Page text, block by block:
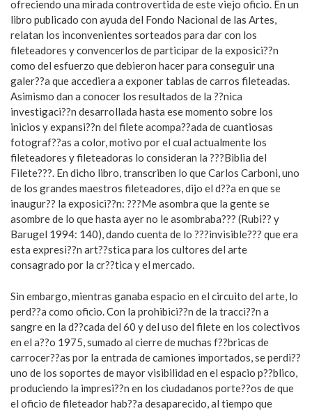
ofreciendo una mirada controvertida de este viejo oficio. En un
libro publicado con ayuda del Fondo Nacional de las Artes,
relatan los inconvenientes sorteados para dar con los
fileteadores y convencerlos de participar de la exposici??n
como del esfuerzo que debieron hacer para conseguir una
galer??a que accediera a exponer tablas de carros fileteadas.
Asimismo dan a conocer los resultados de la ??nica
investigaci??n desarrollada hasta ese momento sobre los
inicios y expansi??n del filete acompa??ada de cuantiosas
fotograf??as a color, motivo por el cual actualmente los
fileteadores y fileteadoras lo consideran la ???Biblia del
Filete???. En dicho libro, transcriben lo que Carlos Carboni, uno
de los grandes maestros fileteadores, dijo el d??a en que se
inaugur?? la exposici??n: ???Me asombra que la gente se
asombre de lo que hasta ayer no le asombraba??? (Rubi?? y
Barugel 1994: 140), dando cuenta de lo ???invisible??? que era
esta expresi??n art??stica para los cultores del arte
consagrado por la cr??tica y el mercado.
Sin embargo, mientras ganaba espacio en el circuito del arte, lo
perd??a como oficio. Con la prohibici??n de la tracci??n a
sangre en la d??cada del 60 y del uso del filete en los colectivos
en el a??o 1975, sumado al cierre de muchas f??bricas de
carrocer??as por la entrada de camiones importados, se perdi??
uno de los soportes de mayor visibilidad en el espacio p??blico,
produciendo la impresi??n en los ciudadanos porte??os de que
el oficio de fileteador hab??a desaparecido, al tiempo que